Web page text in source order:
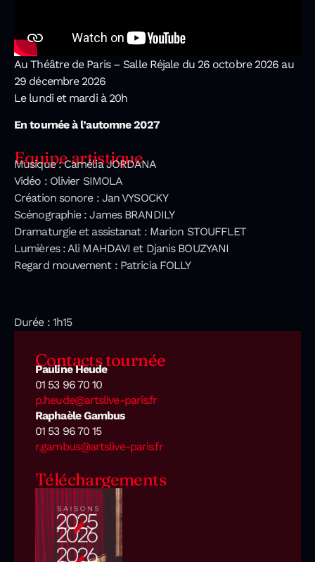
Au Théâtre de Paris – Salle Réjale du 26 octobre 2026 au
29 décembre 2026
Le lundi et mardi à 20h
En tournée à l’automne 2027
Equipe artistique
Musique : Camélia JORDANA
Vidéo : Olivier SIMOLA
Création sonore : Jan VYSOCKY
Scénographie : James BRANDILY
Dramaturgie et assistanat : Marion STOUFFLET
Lumières : Ali MAHDAVI et Djanis BOUZYANI
Regard mouvement : Patricia FOLLY
Durée : 1h15
Contacts tournée
Pauline Heude
01 53 96 70 10
p.heude@artslive-paris.fr
Raphaèle Gambus
01 53 96 70 15
r.gambus@artslive-paris.fr
Téléchargements